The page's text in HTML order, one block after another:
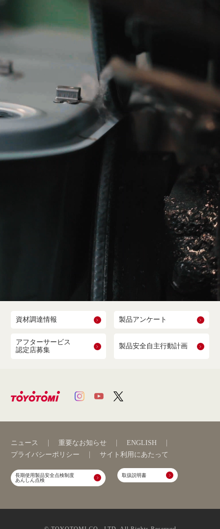
資材調達情報 製品アンケート
アフターサービス
認定店募集
製品安全自主行動計画
ニュース 重要なお知らせ
ENGLISH
プライバシーポリシー
サイト利用にあたって
長期使用製品安全点検制度
あんしん点検
取扱説明書